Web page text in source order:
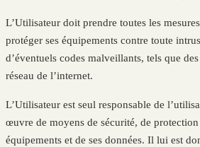
L’Utilisateur doit prendre toutes les
protéger ses équipements contre toute
d’éventuels codes malveillants, tels que
réseau de l’internet.
L’Utilisateur est seul responsable de
œuvre de moyens de sécurité, de protection
équipements et de ses données. Il lui est